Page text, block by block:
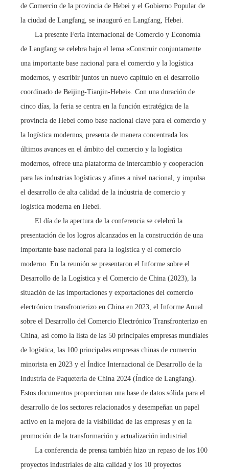
de Comercio de la provincia de Hebei y el Gobierno Popular de
la ciudad de Langfang, se inauguró en Langfang, Hebei.
La presente Feria Internacional de Comercio y Economía
de Langfang se celebra bajo el lema «Construir conjuntamente
una importante base nacional para el comercio y la logística
modernos, y escribir juntos un nuevo capítulo en el desarrollo
coordinado de Beijing-Tianjin-Hebei». Con una duración de
cinco días, la feria se centra en la función estratégica de la
provincia de Hebei como base nacional clave para el comercio y
la logística modernos, presenta de manera concentrada los
últimos avances en el ámbito del comercio y la logística
modernos, ofrece una plataforma de intercambio y cooperación
para las industrias logísticas y afines a nivel nacional, y impulsa
el desarrollo de alta calidad de la industria de comercio y
logística moderna en Hebei.
El día de la apertura de la conferencia se celebró la
presentación de los logros alcanzados en la construcción de una
importante base nacional para la logística y el comercio
moderno. En la reunión se presentaron el Informe sobre el
Desarrollo de la Logística y el Comercio de China (2023), la
situación de las importaciones y exportaciones del comercio
electrónico transfronterizo en China en 2023, el Informe Anual
sobre el Desarrollo del Comercio Electrónico Transfronterizo en
China, así como la lista de las 50 principales empresas mundiales
de logística, las 100 principales empresas chinas de comercio
minorista en 2023 y el Índice Internacional de Desarrollo de la
Industria de Paquetería de China 2024 (Índice de Langfang).
Estos documentos proporcionan una base de datos sólida para el
desarrollo de los sectores relacionados y desempeñan un papel
activo en la mejora de la visibilidad de las empresas y en la
promoción de la transformación y actualización industrial.
La conferencia de prensa también hizo un repaso de los 100
proyectos industriales de alta calidad y los 10 proyectos